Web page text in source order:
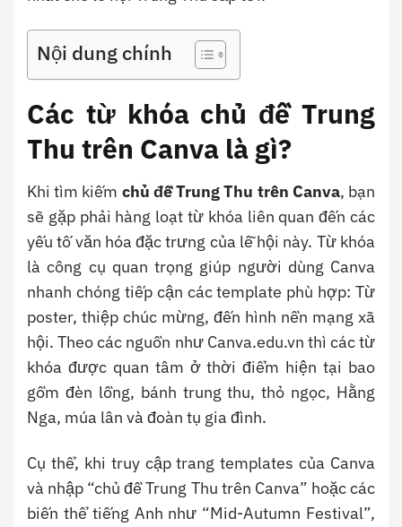
Nội dung chính
Các từ khóa chủ đề Trung
Thu trên Canva là gì?
Khi tìm kiếm chủ đề Trung Thu trên Canva, bạn
sẽ gặp phải hàng loạt từ khóa liên quan đến các
yếu tố văn hóa đặc trưng của lễ hội này. Từ khóa
là công cụ quan trọng giúp người dùng Canva
nhanh chóng tiếp cận các template phù hợp: Từ
poster, thiệp chúc mừng, đến hình nền mạng xã
hội. Theo các nguồn như Canva.edu.vn thì các từ
khóa được quan tâm ở thời điểm hiện tại bao
gồm đèn lồng, bánh trung thu, thỏ ngọc, Hằng
Nga, múa lân và đoàn tụ gia đình.
Cụ thể, khi truy cập trang templates của Canva
và nhập “chủ đề Trung Thu trên Canva” hoặc các
biến thể tiếng Anh như “Mid-Autumn Festival”,